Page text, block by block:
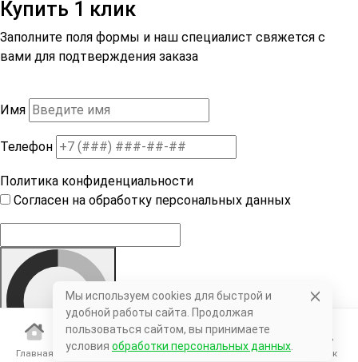
Главная Каталог Корзина Избранное Поиск
Мы используем cookies для быстрой и
удобной работы сайта. Продолжая
пользоваться сайтом, вы принимаете
условия обработки персональных данных
Купить 1 клик
Заполните поля формы и наш специалист свяжется с
вами для подтверждения заказа
Имя
Телефон
Политика конфиденциальности
Согласен на обработку персональных данных